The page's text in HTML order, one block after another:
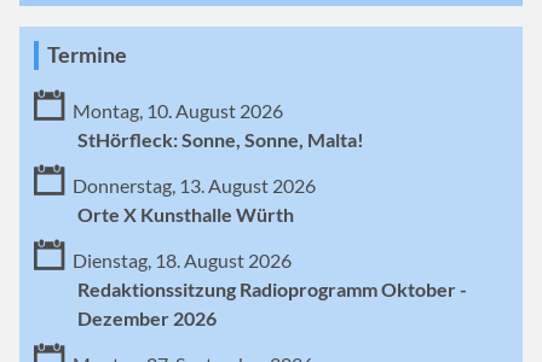
Termine
Montag, 10. August 2026
StHörfleck: Sonne, Sonne, Malta!
Donnerstag, 13. August 2026
Orte X Kunsthalle Würth
Dienstag, 18. August 2026
Redaktionssitzung Radioprogramm Oktober -
Dezember 2026